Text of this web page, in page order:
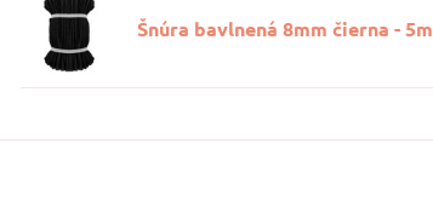
Šnúra bavlnená 8mm čierna - 5m